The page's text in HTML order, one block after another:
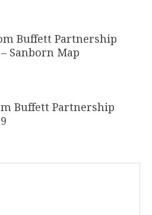
Buffett Partnership
Sanborn Map
Buffett Partnership